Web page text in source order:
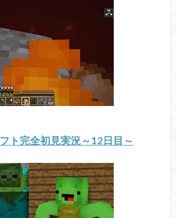
ト完全初見実況～12日目～